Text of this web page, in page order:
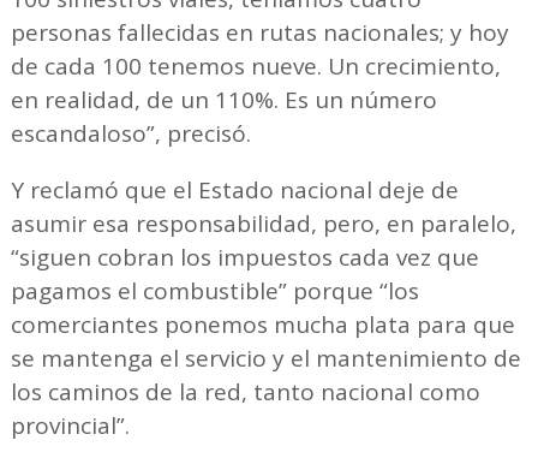
personas fallecidas en rutas nacionales; y hoy
de cada 100 tenemos nueve. Un crecimiento,
en realidad, de un 110%. Es un número
escandaloso”, precisó.
Y reclamó que el Estado nacional deje de
asumir esa responsabilidad, pero, en paralelo,
“siguen cobran los impuestos cada vez que
pagamos el combustible” porque “los
comerciantes ponemos mucha plata para que
se mantenga el servicio y el mantenimiento de
los caminos de la red, tanto nacional como
provincial”.